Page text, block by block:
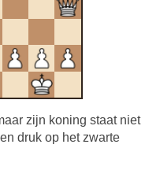
zijn koning staat niet
druk op het zwarte